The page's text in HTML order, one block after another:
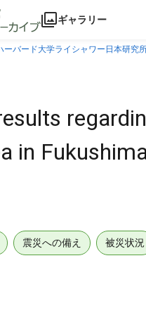
ギャラリー
ーバード大学ライシャワー日本研究
in
震災への備え 被災状況